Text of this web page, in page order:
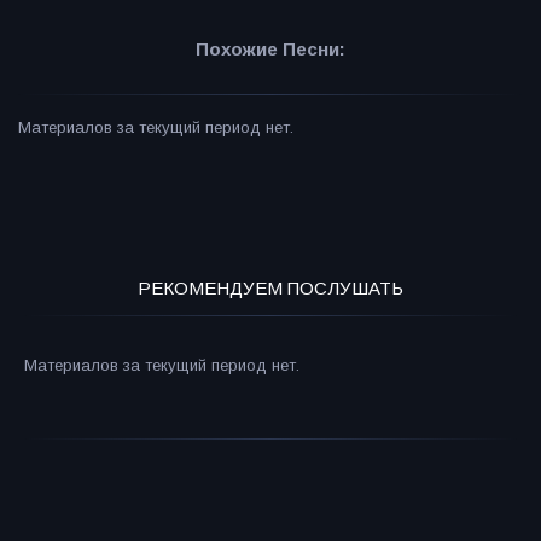
Похожие Песни:
Материалов за текущий период нет.
РЕКОМЕНДУЕМ ПОСЛУШАТЬ
Материалов за текущий период нет.